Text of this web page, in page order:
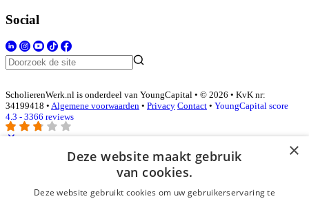
Social
ScholierenWerk.nl is onderdeel van YoungCapital • © 2026 • KvK nr:
34199418 • Algemene voorwaarden • Privacy Contact • YoungCapital score
4.3 - 3366 reviews
Inloggen als bedrijf
E-mail*
×
Deze website maakt gebruik
van cookies.
Deze website gebruikt cookies om uw gebruikerservaring te